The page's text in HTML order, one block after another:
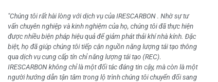
"Chúng tôi rất hài lòng với dịch vụ của IRESCARBON . Nhờ sự tư
vấn chuyên nghiệp và kinh nghiệm của họ, chúng tôi đã thực hiện
được nhiều biện pháp hiệu quả để giảm phát thải khí nhà kính. Đặc
biệt, họ đã giúp chúng tôi tiếp cận nguồn năng lượng tái tạo thông
qua dịch vụ cung cấp tín chỉ năng lượng tái tạo (REC).
IRESCARBON không chỉ là một đối tác đáng tin cậy, mà còn là một
người hướng dẫn tận tâm trong lộ trình chúng tôi chuyển đổi sang